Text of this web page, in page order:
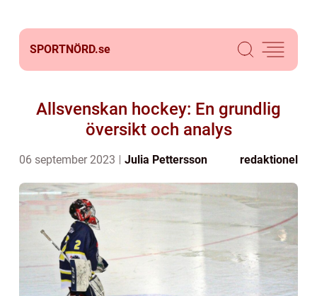
SPORTNÖRD.se
Allsvenskan hockey: En grundlig
översikt och analys
06 september 2023 Julia Pettersson redaktionel